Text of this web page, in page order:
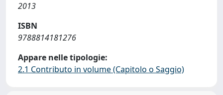
2013
ISBN
9788814181276
Appare nelle tipologie:
2.1 Contributo in volume (Capitolo o Saggio)